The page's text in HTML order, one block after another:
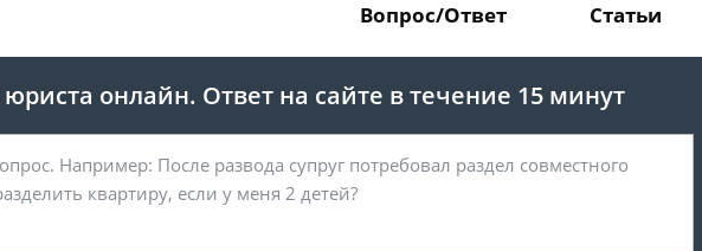
Вопрос/Ответ Статьи
онлайн. Ответ на сайте в течение 15 минут